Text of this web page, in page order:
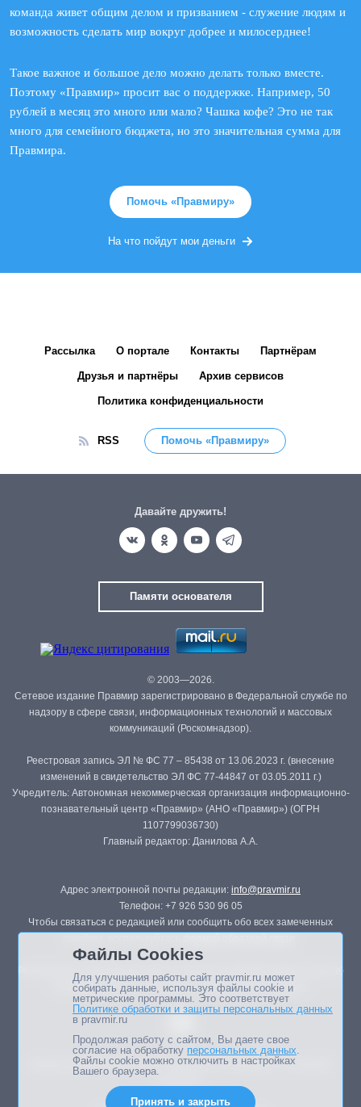
команда живет общим делом и призванием - служение людям и
возможность сделать мир вокруг добрее и милосерднее!
Такое важное и большое дело можно делать только вместе.
Поэтому «Правмир» просит вас о поддержке. Например, 50
рублей в месяц это много или мало? Чашка кофе? Это не так
много для семейного бюджета, но это значительная сумма для
Правмира.
Помочь «Правмиру»
На что пойдут мои деньги
Рассылка О портале Контакты Партнёрам
Друзья и партнёры Архив сервисов
Политика конфиденциальности
RSS Помочь «Правмиру»
Давайте дружить!
Памяти основателя
© 2003—2026.
Сетевое издание Правмир зарегистрировано в Федеральной службе по
надзору в сфере связи, информационных технологий и массовых
коммуникаций (Роскомнадзор).
Реестровая запись ЭЛ № ФС 77 – 85438 от 13.06.2023 г. (внесение
изменений в свидетельство ЭЛ ФС 77-44847 от 03.05.2011 г.)
Учредитель: Автономная некоммерческая организация информационно-
познавательный центр «Правмир» (АНО «Правмир») (ОГРН
1107799036730)
Главный редактор: Данилова А.А.
Адрес электронной почты редакции: info@pravmir.ru
Телефон: +7 926 530 96 05
Чтобы связаться с редакцией или сообщить обо всех замеченных
Републикация материалов сайта в печатных изданиях (книгах, прессе)
возможна только с письменного разрешения редакции.
Мнение авторов статей портала может не совпадать с позицией
Файлы Cookies
Для улучшения работы сайт pravmir.ru может
собирать данные, используя файлы cookie и
метрические программы. Это соответствует
Политике обработки и защиты персональных данных
в pravmir.ru
Продолжая работу с сайтом, Вы даете свое
согласие на обработку персональных данных.
Файлы cookie можно отключить в настройках
Вашего браузера.
Принять и закрыть